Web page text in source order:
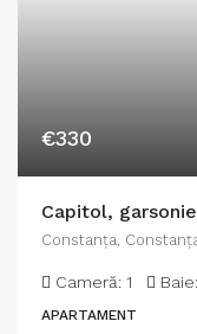
€330
Constanţa,
Cameră: 1 Baie:
APARTAMENT